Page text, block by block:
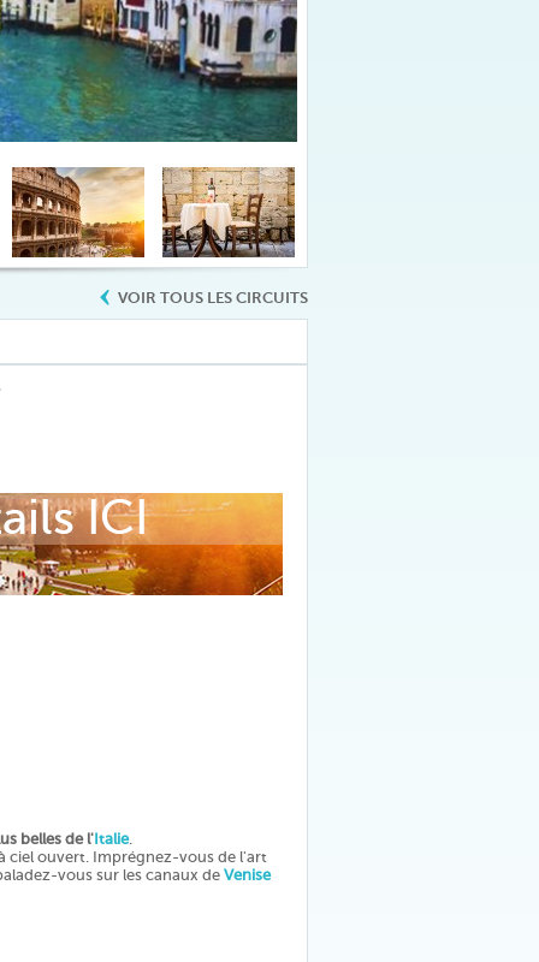
VOIR TOUS LES CIRCUITS
belles de l'Italie.
ciel ouvert. Imprégnez-vous de l'art
vous sur les canaux de Venise